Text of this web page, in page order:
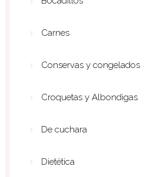
Carnes
Conservas y congelados
Croquetas y Albondigas
De cuchara
Dietética